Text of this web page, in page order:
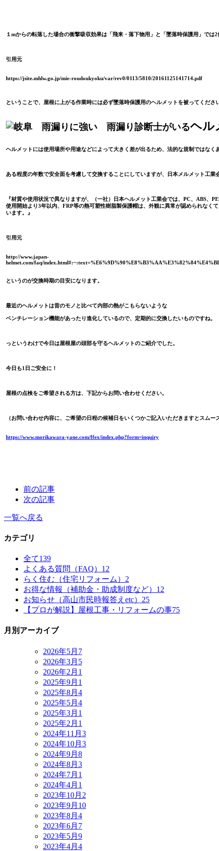
１mからの転落した場合の衝撃吸収効果は「飛来・落下物用」と「墜落時保護用」では2
引用元
https://jsite.mhlw.go.jp/mie-roudoukyoku/var/rev0/0113/5810/20161125141714.pdf
ということで、屋根に上がる作業時には必ず墜落時保護用のヘルメットを被ってくださ
ヘル
ヘルメットには使用場所や用途などによって大きく差が出るため、法的な規制ではなく
ある程度の年数で安全面を考慮して交換することにしていますが、日本メルメット工業
『材質や使用状況で異なりますが、（一社）日本ヘルメット工業会では、 PC、 ABS、 PE
使用開始より3年以内、 FRP等の熱可塑性樹脂製保護帽は、外観に異常が認められなく
います。』
引用元
http://www.japan-
helmet.com/faq/
というのが交換時期の目安になります。
最近のヘルメットは昔のモノと比べて内部の熱がこもらないような
ベンチレーション機能があったり進化しているので、定期的に交換したいものですね。
っというわけで今日は屋根屋の頭部を守るヘルメットのご紹介でした。
今日も1 日ご安全に！
屋根の点検をご希望される方は、下記からお問い合わせください。
（お問い合わせ内容に、ご希望の日程の候補日をいくつかご記入いただきますとスムー
https://www.morikawara-yane.com/ffex/index.php?form=inquiry
前の記事
次の記事
一覧へ戻る
カテゴリ
全て139
よくある質問（FAQ） 12
らく住む（住宅リフォーム） 2
お得な情報（補助金・助成制度など） 12
お知らせ（高山市民時報答えetc） 25
【プロが解説】屋根工事・リフォームの事75
月別アーカイブ
2026年5月 7
2026年3月 5
2026年2月 1
2025年9月 1
2025年8月 4
2025年5月 4
2025年3月 1
2025年2月 1
2024年11月 3
2024年10月 3
2024年9月 8
2024年8月 3
2024年7月 1
2024年4月 1
2023年10月 2
2023年9月 10
2023年8月 4
2023年6月 7
2023年5月 9
2023年4月 4